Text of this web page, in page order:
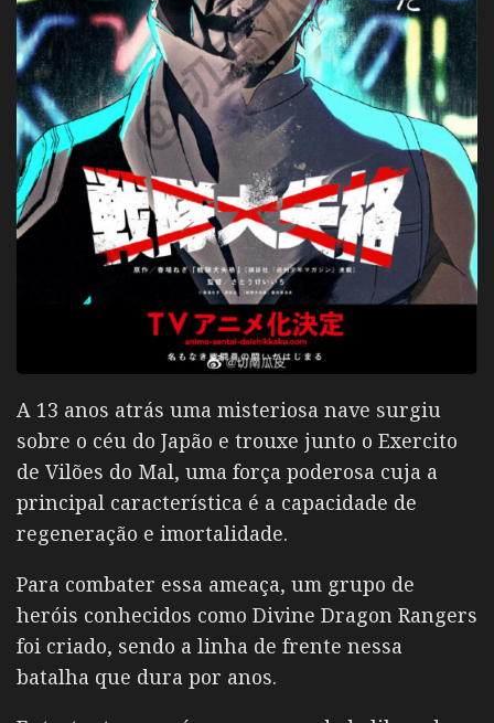
A 13 anos atrás uma misteriosa nave surgiu
sobre o céu do Japão e trouxe junto o Exercito
de Vilões do Mal, uma força poderosa cuja a
principal característica é a capacidade de
regeneração e imortalidade.
Para combater essa ameaça, um grupo de
heróis conhecidos como Divine Dragon Rangers
foi criado, sendo a linha de frente nessa
batalha que dura por anos.